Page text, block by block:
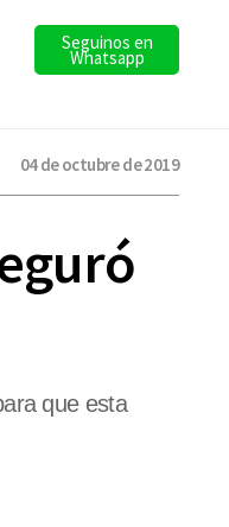
Seguinos en
Whatsapp
04 de octubre de 2019
que esta